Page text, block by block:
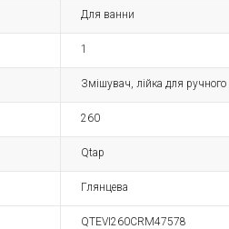
Для ванни
1
Змішувач, лійка для
260
Qtap
Глянцева
QTEVI260CRM47578